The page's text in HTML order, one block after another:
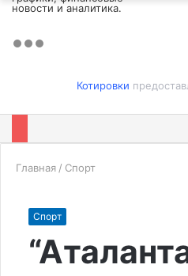
Котировки
Главная / Спорт
Спорт